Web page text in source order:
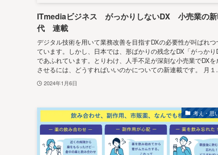
ITmediaビジネス がっかりしないDX 小売業の
代 連載
デジタル技術を用いて業務改善を目指すDXの必要性が叫ばれつ
ています。しかし、日本では、形ばかりの残念なDX「がっかり
であふれています。とりわけ、人手不足が深刻な小売業でDXを
させるには、どうすればいいのかについての新連載です。 月
2024年1月6日
考え・思